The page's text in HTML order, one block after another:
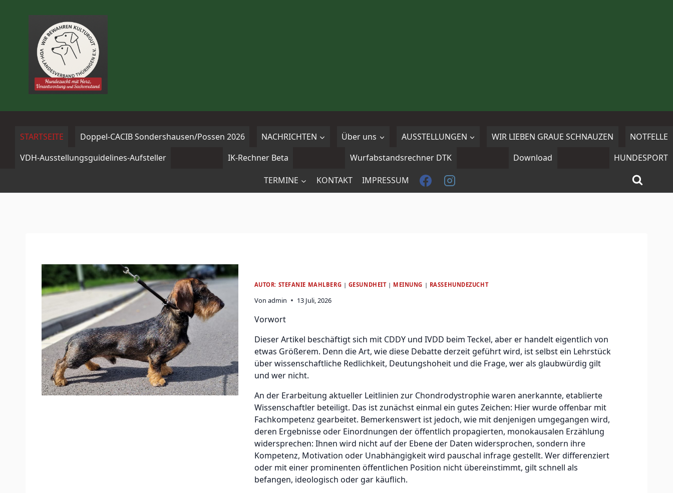
STARTSEITE Doppel-CACIB Sondershausen/Possen 2026 NACHRICHTEN Über uns AUSSTELLUNGEN WIR LIEBEN GRAUE SCHNAUZEN
NOTFELLE
VDH-Ausstellungsguidelines-Aufsteller
IK-Rechner Beta Wurfabstandsrechner DTK Download HUNDESPORT
TERMINE KONTAKT IMPRESSUM
AUTOR: STEFANIE MAHLBERG | GESUNDHEIT| MEINUNG | RASSEHUNDEZUCHT
Von admin 13 Juli, 2026
Vorwort
Dieser Artikel beschäftigt sich mit CDDY und IVDD beim Teckel, aber er handelt eigentlich von
etwas Größerem. Denn die Art, wie diese Debatte derzeit geführt wird, ist selbst ein Lehrstück
über wissenschaftliche Redlichkeit, Deutungshoheit und die Frage, wer als glaubwürdig gilt
und wer nicht.
An der Erarbeitung aktueller Leitlinien zur Chondrodystrophie waren anerkannte, etablierte
Wissenschaftler beteiligt. Das ist zunächst einmal ein gutes Zeichen: Hier wurde offenbar mit
Fachkompetenz gearbeitet. Bemerkenswert ist jedoch, wie mit denjenigen umgegangen wird,
deren Ergebnisse oder Einordnungen der öffentlich propagierten, monokausalen Erzählung
widersprechen: Ihnen wird nicht auf der Ebene der Daten widersprochen, sondern ihre
Kompetenz, Motivation oder Unabhängigkeit wird pauschal infrage gestellt. Wer differenziert
oder mit einer prominenten öffentlichen Position nicht übereinstimmt, gilt schnell als
befangen, ideologisch oder gar käuflich.